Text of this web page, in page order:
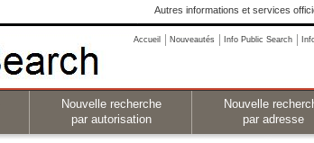
Autres informations et services
Accueil Nouveautés Info Public Search
Nouvelle recherche
par autorisation
Nouvelle
par adresse